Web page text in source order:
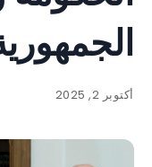
أكتوبر 2, 2025